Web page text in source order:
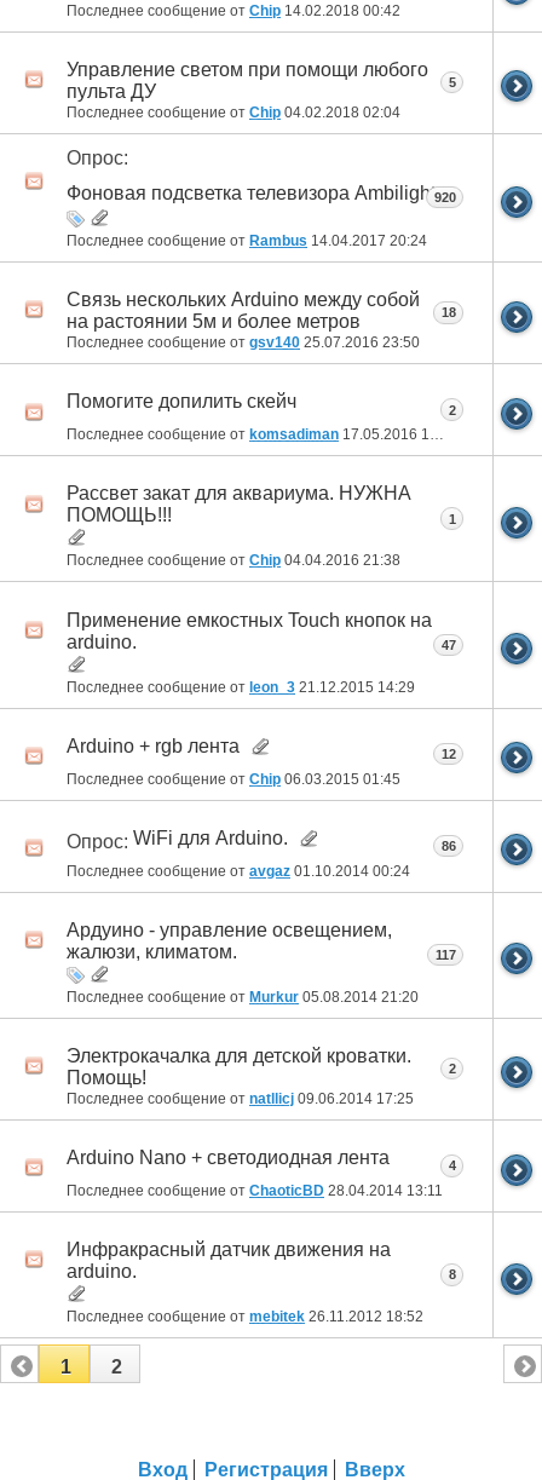
Последнее сообщение от Chip 14.02.2018 00:42
Управление светом при помощи любого
пульта ДУ
Последнее сообщение от Chip 04.02.2018 02:04
5
Опрос:
Фоновая подсветка телевизора Ambilight
Последнее сообщение от Rambus 14.04.2017 20:24
920
Связь нескольких Arduino между собой
на растоянии 5м и более метров
Последнее сообщение от gsv140 25.07.2016 23:50
18
Помогите допилить скейч
Последнее сообщение от komsadiman 17.05.2016 16:26
2
Рассвет закат для аквариума. НУЖНА
ПОМОЩЬ!!!
Последнее сообщение от Chip 04.04.2016 21:38
1
Применение емкостных Touch кнопок на
arduino.
Последнее сообщение от leon_3 21.12.2015 14:29
47
Arduino + rgb лента
Последнее сообщение от Chip 06.03.2015 01:45
12
Опрос: WiFi для Arduino.
Последнее сообщение от avgaz 01.10.2014 00:24
86
Ардуино - управление освещением,
жалюзи, климатом.
Последнее сообщение от Murkur 05.08.2014 21:20
117
Электрокачалка для детской кроватки.
Помощь!
Последнее сообщение от natllicj 09.06.2014 17:25
2
Arduino Nano + светодиодная лента
Последнее сообщение от ChaoticBD 28.04.2014 13:11
4
Инфракрасный датчик движения на
arduino.
Последнее сообщение от mebitek 26.11.2012 18:52
8
1 2
Вход Регистрация Вверх